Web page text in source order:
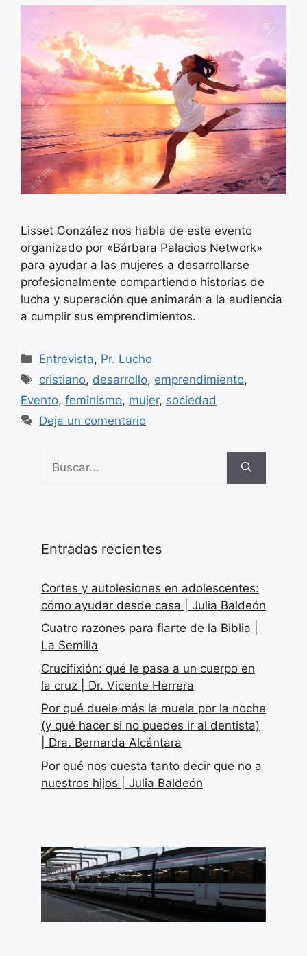
Lisset González nos habla de este evento
organizado por «Bárbara Palacios Network»
para ayudar a las mujeres a desarrollarse
profesionalmente compartiendo historias de
lucha y superación que animarán a la audiencia
a cumplir sus emprendimientos.
Categorías
Entrevista, Pr. Lucho
Etiquetas
cristiano, desarrollo, emprendimiento,
Evento, feminismo, mujer, sociedad
Deja un comentario
Entradas recientes
Cortes y autolesiones en adolescentes:
cómo ayudar desde casa | Julia Baldeón
Cuatro razones para fiarte de la Biblia |
La Semilla
Crucifixión: qué le pasa a un cuerpo en
la cruz | Dr. Vicente Herrera
Por qué duele más la muela por la noche
(y qué hacer si no puedes ir al dentista)
| Dra. Bernarda Alcántara
Por qué nos cuesta tanto decir que no a
nuestros hijos | Julia Baldeón